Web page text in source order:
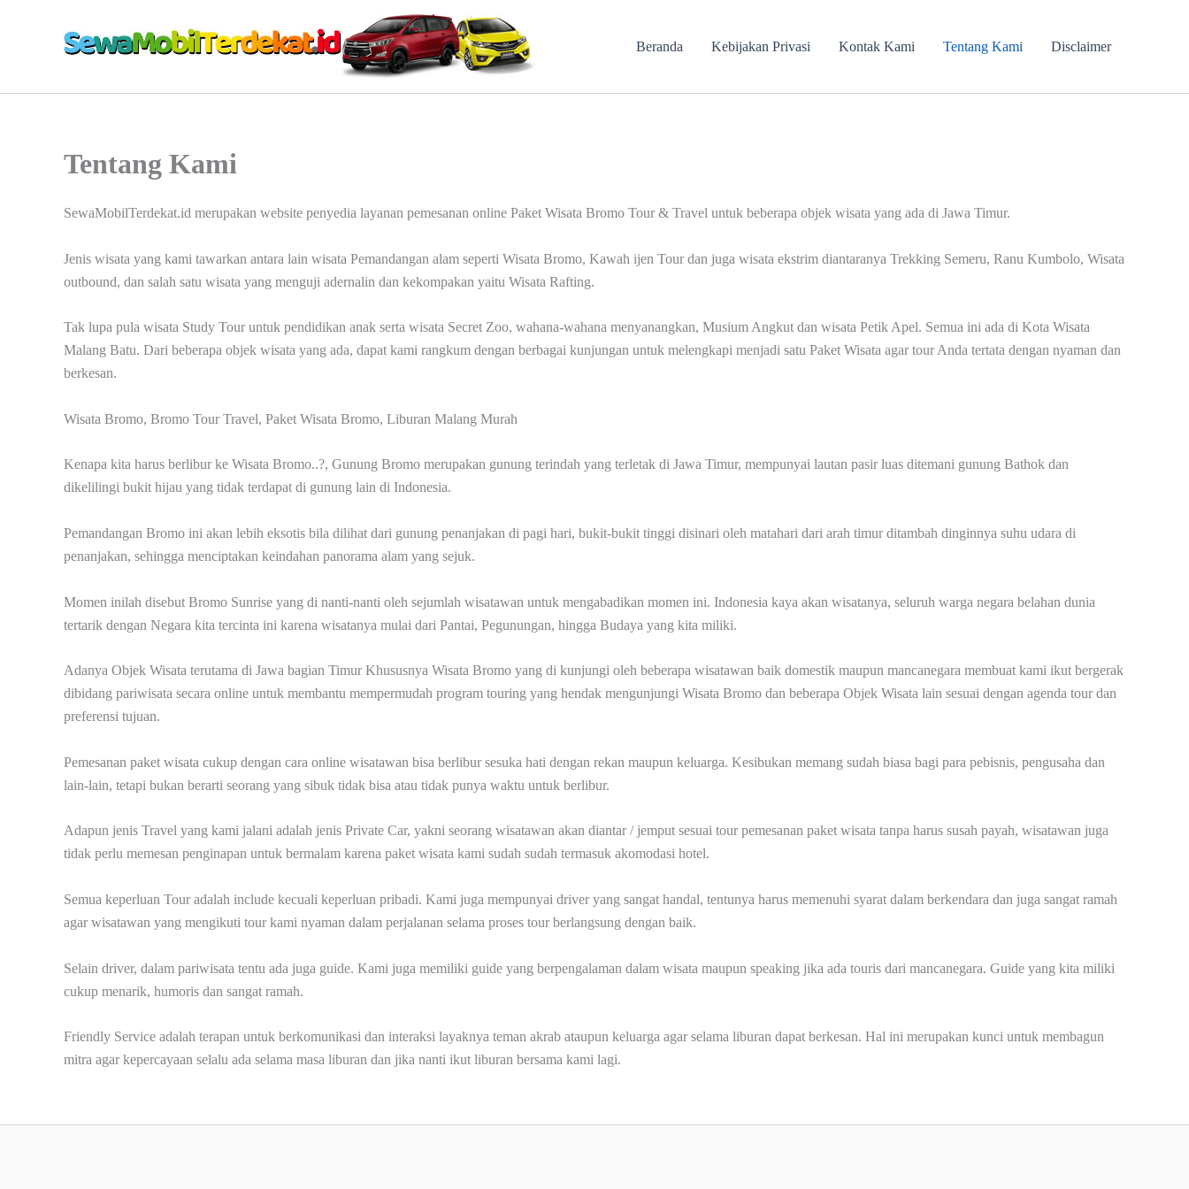
Beranda Kebijakan Privasi Kontak Kami Tentang Kami Disclaimer
Tentang Kami
SewaMobilTerdekat.id merupakan website penyedia layanan pemesanan online Paket Wisata Bromo Tour & Travel untuk beberapa objek wisata yang ada di Jawa Timur.
Jenis wisata yang kami tawarkan antara lain wisata Pemandangan alam seperti Wisata Bromo, Kawah ijen Tour dan juga wisata ekstrim diantaranya Trekking Semeru, Ranu Kumbolo, Wisata
outbound, dan salah satu wisata yang menguji adernalin dan kekompakan yaitu Wisata Rafting.
Tak lupa pula wisata Study Tour untuk pendidikan anak serta wisata Secret Zoo, wahana-wahana menyanangkan, Musium Angkut dan wisata Petik Apel. Semua ini ada di Kota Wisata
Malang Batu. Dari beberapa objek wisata yang ada, dapat kami rangkum dengan berbagai kunjungan untuk melengkapi menjadi satu Paket Wisata agar tour Anda tertata dengan nyaman dan
berkesan.
Wisata Bromo, Bromo Tour Travel, Paket Wisata Bromo, Liburan Malang Murah
Kenapa kita harus berlibur ke Wisata Bromo..?, Gunung Bromo merupakan gunung terindah yang terletak di Jawa Timur, mempunyai lautan pasir luas ditemani gunung Bathok dan
dikelilingi bukit hijau yang tidak terdapat di gunung lain di Indonesia.
Pemandangan Bromo ini akan lebih eksotis bila dilihat dari gunung penanjakan di pagi hari, bukit-bukit tinggi disinari oleh matahari dari arah timur ditambah dinginnya suhu udara di
penanjakan, sehingga menciptakan keindahan panorama alam yang sejuk.
Momen inilah disebut Bromo Sunrise yang di nanti-nanti oleh sejumlah wisatawan untuk mengabadikan momen ini. Indonesia kaya akan wisatanya, seluruh warga negara belahan dunia
tertarik dengan Negara kita tercinta ini karena wisatanya mulai dari Pantai, Pegunungan, hingga Budaya yang kita miliki.
Adanya Objek Wisata terutama di Jawa bagian Timur Khususnya Wisata Bromo yang di kunjungi oleh beberapa wisatawan baik domestik maupun mancanegara membuat kami ikut bergerak
dibidang pariwisata secara online untuk membantu mempermudah program touring yang hendak mengunjungi Wisata Bromo dan beberapa Objek Wisata lain sesuai dengan agenda tour dan
preferensi tujuan.
Pemesanan paket wisata cukup dengan cara online wisatawan bisa berlibur sesuka hati dengan rekan maupun keluarga. Kesibukan memang sudah biasa bagi para pebisnis, pengusaha dan
lain-lain, tetapi bukan berarti seorang yang sibuk tidak bisa atau tidak punya waktu untuk berlibur.
Adapun jenis Travel yang kami jalani adalah jenis Private Car, yakni seorang wisatawan akan diantar / jemput sesuai tour pemesanan paket wisata tanpa harus susah payah, wisatawan juga
tidak perlu memesan penginapan untuk bermalam karena paket wisata kami sudah sudah termasuk akomodasi hotel.
Semua keperluan Tour adalah include kecuali keperluan pribadi. Kami juga mempunyai driver yang sangat handal, tentunya harus memenuhi syarat dalam berkendara dan juga sangat ramah
agar wisatawan yang mengikuti tour kami nyaman dalam perjalanan selama proses tour berlangsung dengan baik.
Selain driver, dalam pariwisata tentu ada juga guide. Kami juga memiliki guide yang berpengalaman dalam wisata maupun speaking jika ada touris dari mancanegara. Guide yang kita miliki
cukup menarik, humoris dan sangat ramah.
Friendly Service adalah terapan untuk berkomunikasi dan interaksi layaknya teman akrab ataupun keluarga agar selama liburan dapat berkesan. Hal ini merupakan kunci untuk membagun
mitra agar kepercayaan selalu ada selama masa liburan dan jika nanti ikut liburan bersama kami lagi.